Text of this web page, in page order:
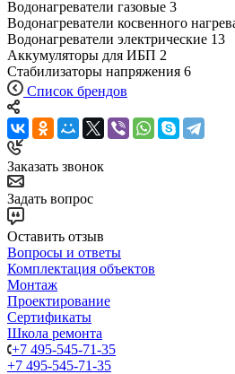
Водонагреватели газовые 3
Водонагреватели косвенного
Водонагреватели электрические 13
Аккумуляторы для ИБП 2
Стабилизаторы напряжения 6
Список брендов
Заказать звонок
Задать вопрос
Оставить отзыв
Вопросы и ответы
Комплектация объектов
Монтаж
Проектирование
Сертификаты
Школа ремонта
+7 495-545-71-35
+7 495-545-71-35